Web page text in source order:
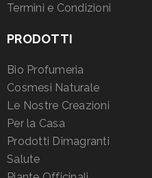
Termini e Condizioni
PRODOTTI
Bio Profumeria
Cosmesi Naturale
Le Nostre Creazioni
Per la Casa
Prodotti Dimagranti
Salute